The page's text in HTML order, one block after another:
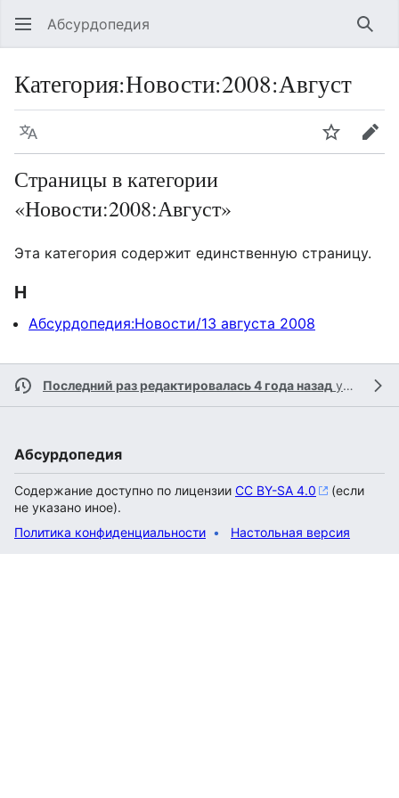
Абсурдопедия
Категория:Новости:2008:Август
Язык
Страницы в категории
«Новости:2008:Август»
Эта категория содержит единственную страницу.
Н
Абсурдопедия:Новости/13 августа 2008
Последний раз редактировалась 4 года назад участником
Абсурдопедия
Содержание доступно по лицензии CC BY-SA 4.0
(если
не указано иное).
Политика конфиденциальности
Настольная версия